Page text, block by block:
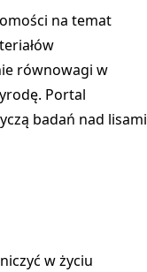
na temat
równowagi w
Portal
badań nad lisami
w życiu